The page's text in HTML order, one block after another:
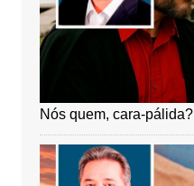
Nós quem, cara-pálida?